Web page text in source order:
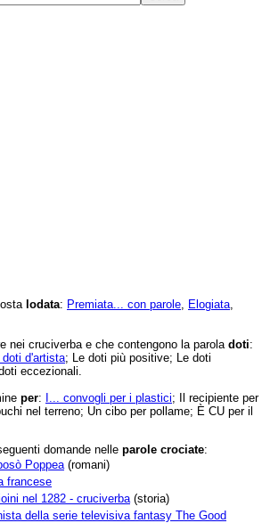
lodata: Premiata... con parole Elogiata
nei cruciverba e che contengono la parola doti:
d'artista; Le doti più positive; Le doti
eccezionali.
per: I... convogli per i plastici; Il recipiente per
nel terreno; Un cibo per pollame; È CU per il
domande nelle parole crociate:
Poppea (romani)
francese
nel 1282 - cruciverba (storia)
della serie televisiva fantasy The Good